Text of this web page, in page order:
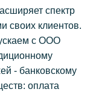
спектр
своих клиентов.
с ООО
- банковскому
оплата